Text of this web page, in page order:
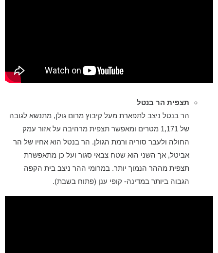
תצפית הר בנטל
הר בנטל ניצב לתפארת מעל קיבוץ מרום גולן, מתנשא לגובה
של 1,171 מטרים ומאפשר תצפית מרהיבה על אזור עמק
החולה ולעבר סוריה ורמת הגולן. הר בנטל הוא אחיו של הר
אביטל, אך השני הוא שטח צבאי סגור ועל כן מתאפשרת
תצפית מההר הנמוך יותר. במרומי ההר ניצב בית הקפה
הגבוה ביותר במדינה- קופי ענן (פתוח בשבת).